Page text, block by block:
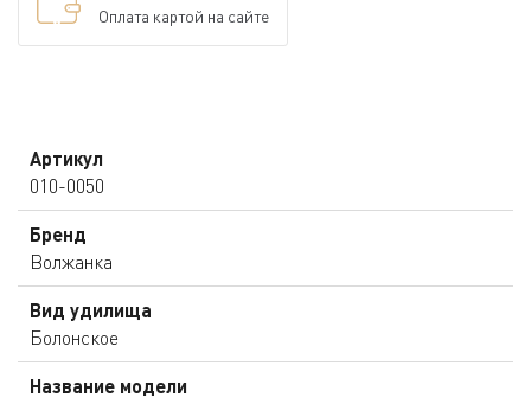
Оплата картой на сайте
Артикул
010-0050
Бренд
Волжанка
Вид удилища
Болонское
Название модели